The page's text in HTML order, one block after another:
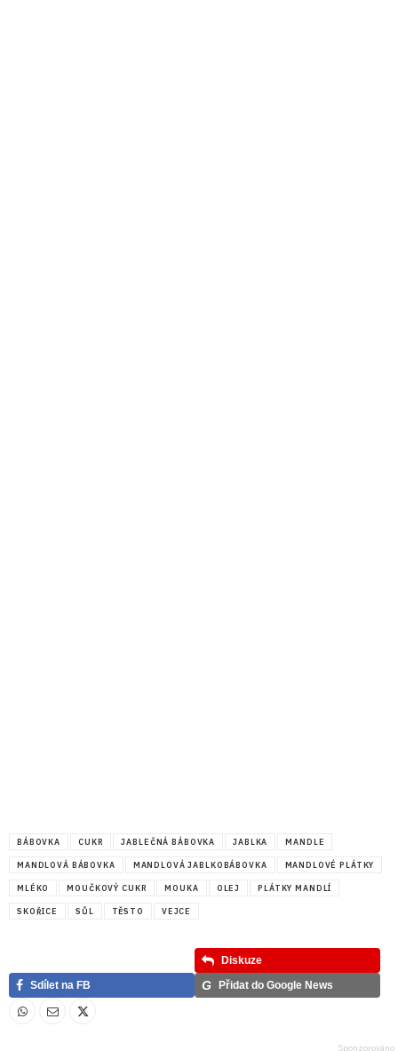
BÁBOVKA CUKR JABLEČNÁ BÁBOVKA JABLKA MANDLE
MANDLOVÁ BÁBOVKA MANDLOVÁ JABLKOBÁBOVKA MANDLOVÉ PLÁTKY
MLÉKO MOUČKOVÝ CUKR MOUKA OLEJ PLÁTKY MANDLÍ
SKOŘICE SŮL TĚSTO VEJCE
Diskuze
Sdílet na FB
G Přidat do Google News